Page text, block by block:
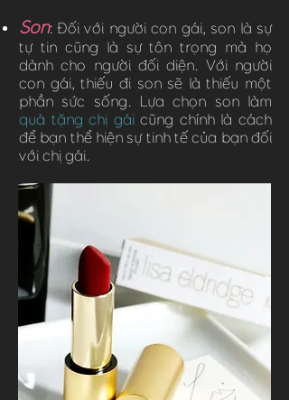
Son: Đối với người con gái, son là sự
tự tin cũng là sự tôn trọng mà họ
dành cho người đối diện. Với người
con gái, thiếu đi son sẽ là thiếu một
phần sức sống. Lựa chọn son làm
quà tặng chị gái cũng chính là cách
để bạn thể hiện sự tinh tế của bạn đối
với chị gái.